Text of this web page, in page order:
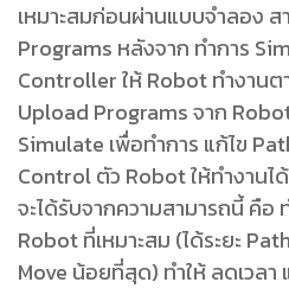
เหมาะสมก่อนผ่านแบบจําลอง
Programs หลังจาก ทําการ
Controller ให้ Robot ทํางานต
Upload Programs จาก
Simulate เพื่อทําการ แก้ไข
Control ตัว Robot ให้ทํางานไ
จะได้รับจากความสามารถนี้ คือ
Robot ที่เหมาะสม (ได้ระยะ
Move น้อยที่สุด) ทําให้ ลดเวลา